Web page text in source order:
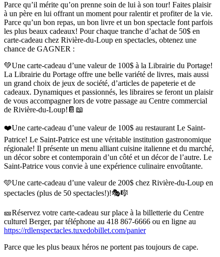
Parce qu’il mérite qu’on prenne soin de lui à son tour! Faites plaisir
à un père en lui offrant un moment pour ralentir et profiter de la vie.
Parce qu’un bon repas, un bon livre et un bon spectacle font parfois
les plus beaux cadeaux! Pour chaque tranche d’achat de 50$ en
carte-cadeau chez Rivière-du-Loup en spectacles, obtenez une
chance de GAGNER :
💚Une carte-cadeau d’une valeur de 100$ à la Librairie du Portage!
La Librairie du Portage offre une belle variété de livres, mais aussi
un grand choix de jeux de société, d’articles de papeterie et de
cadeaux. Dynamiques et passionnés, les libraires se feront un plaisir
de vous accompagner lors de votre passage au Centre commercial
de Rivière-du-Loup!📔📖
❤️Une carte-cadeau d’une valeur de 100$ au restaurant Le Saint-
Patrice! Le Saint-Patrice est une véritable institution gastronomique
régionale! Il présente un menu alliant cuisine italienne et du marché,
un décor sobre et contemporain d’un côté et un décor de l’autre. Le
Saint-Patrice vous convie à une expérience culinaire envoûtante.
🩵Une carte-cadeau d’une valeur de 200$ chez Rivière-du-Loup en
spectacles (plus de 50 spectacles!)!🎭🎼
🎫Réservez votre carte-cadeau sur place à la billetterie du Centre
culturel Berger, par téléphone au 418 867-6666 ou en ligne au
https://rdlenspectacles.tuxedobillet.com/panier
Parce que les plus beaux héros ne portent pas toujours de cape.